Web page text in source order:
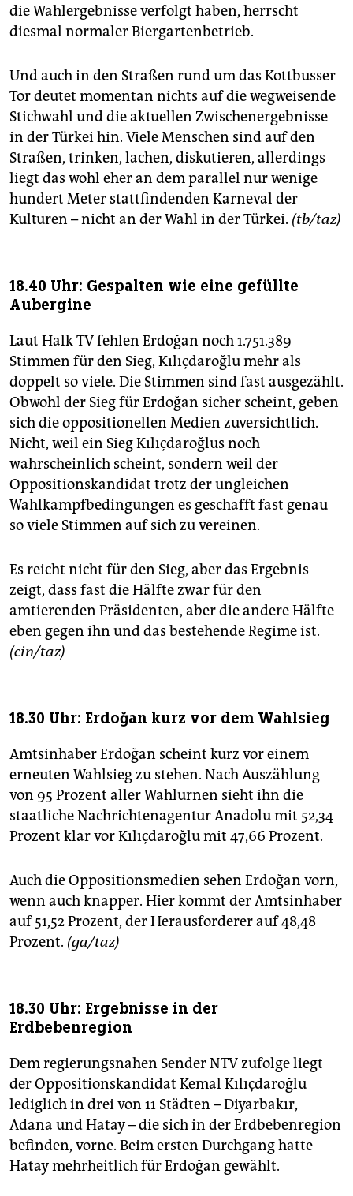
die Wahlergebnisse verfolgt haben, herrscht
diesmal normaler Biergartenbetrieb.
Und auch in den Straßen rund um das Kottbusser
Tor deutet momentan nichts auf die wegweisende
Stichwahl und die aktuellen Zwischenergebnisse
in der Türkei hin. Viele Menschen sind auf den
Straßen, trinken, lachen, diskutieren, allerdings
liegt das wohl eher an dem parallel nur wenige
hundert Meter stattfindenden Karneval der
Kulturen – nicht an der Wahl in der Türkei. (tb/taz)
18.40 Uhr: Gespalten wie eine gefüllte
Aubergine
Laut Halk TV fehlen Erdoğan noch 1.751.389
Stimmen für den Sieg, Kılıçdaroğlu mehr als
doppelt so viele. Die Stimmen sind fast ausgezählt.
Obwohl der Sieg für Erdoğan sicher scheint, geben
sich die oppositionellen Medien zuversichtlich.
Nicht, weil ein Sieg Kılıçdaroğlus noch
wahrscheinlich scheint, sondern weil der
Oppositionskandidat trotz der ungleichen
Wahlkampfbedingungen es geschafft fast genau
so viele Stimmen auf sich zu vereinen.
Es reicht nicht für den Sieg, aber das Ergebnis
zeigt, dass fast die Hälfte zwar für den
amtierenden Präsidenten, aber die andere Hälfte
eben gegen ihn und das bestehende Regime ist.
(cin/taz)
18.30 Uhr: Erdoğan kurz vor dem Wahlsieg
Amtsinhaber Erdoğan scheint kurz vor einem
erneuten Wahlsieg zu stehen. Nach Auszählung
von 95 Prozent aller Wahlurnen sieht ihn die
staatliche Nachrichtenagentur Anadolu mit 52,34
Prozent klar vor Kılıçdaroğlu mit 47,66 Prozent.
Auch die Oppositionsmedien sehen Erdoğan vorn,
wenn auch knapper. Hier kommt der Amtsinhaber
auf 51,52 Prozent, der Herausforderer auf 48,48
Prozent. (ga/taz)
18.30 Uhr: Ergebnisse in der
Erdbebenregion
Dem regierungsnahen Sender NTV zufolge liegt
der Oppositionskandidat Kemal Kılıçdaroğlu
lediglich in drei von 11 Städten – Diyarbakır,
Adana und Hatay – die sich in der Erdbebenregion
befinden, vorne. Beim ersten Durchgang hatte
Hatay mehrheitlich für Erdoğan gewählt.